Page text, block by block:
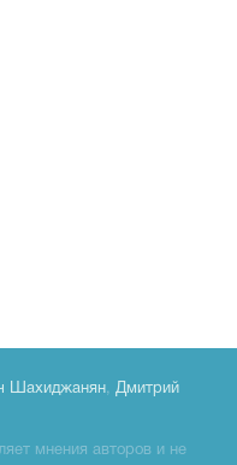
Шахиджанян, Дмитрий
мнения авторов и не